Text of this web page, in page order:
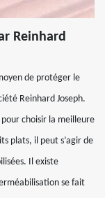
Reinhard
de protéger le
Reinhard Joseph.
choisir la meilleure
plats, il peut s’agir de
Il existe
se fait